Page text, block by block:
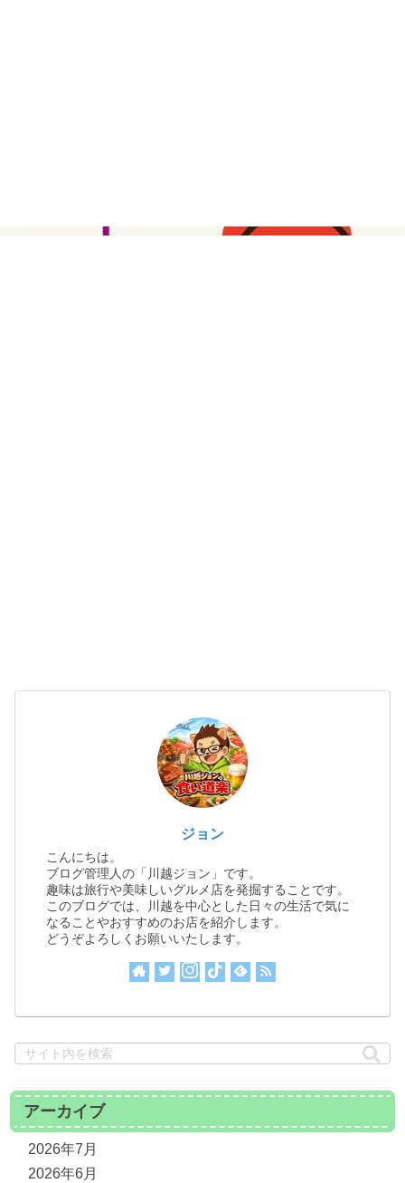
ジョン
こんにちは。
ブログ管理人の「川越ジョン」です。
趣味は旅行や美味しいグルメ店を発掘することです。
このブログでは、川越を中心とした日々の生活で気に
なることやおすすめのお店を紹介します。
どうぞよろしくお願いいたします。
アーカイブ
2026年7月
2026年6月